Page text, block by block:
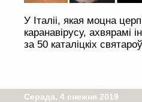
У Італіі, якая моцна
каранавірусу, ахвярамі
за 50 каталіцкіх
Серада, 4 снежня 2019